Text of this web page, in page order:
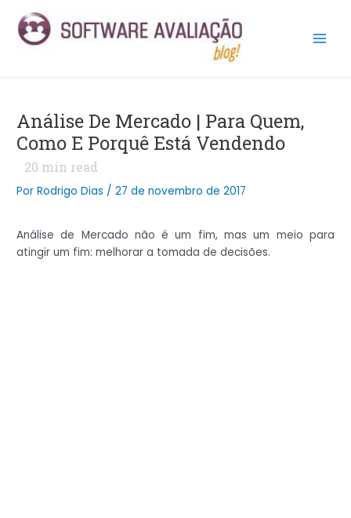
para
Análise De Mercado | Para Quem,
Como E Porquê Está Vendendo
20 min read
PorRodrigo Dias /27 de novembro de 2017
Análise de Mercado não é um fim, mas um meio para
atingir um fim: melhorar a tomada de decisões.
navigation